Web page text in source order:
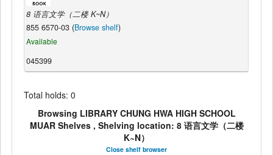
8 语言文学（二楼 K~N）
855 6570-03 (Browse shelf)
Available
045399
Total holds: 0
Browsing LIBRARY CHUNG HWA HIGH SCHOOL
MUAR Shelves , Shelving location: 8 语言文学（二楼
K~N）
Close shelf browser